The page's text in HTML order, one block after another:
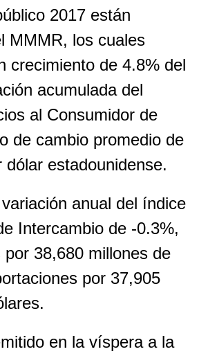
2017 están
MMMR, los cuales
crecimiento de 4.8% del
acumulada del
al Consumidor de
de cambio promedio de
dólar estadounidense.
anual del índice
Intercambio de -0.3%,
por 38,680 millones de
por 37,905
en la víspera a la